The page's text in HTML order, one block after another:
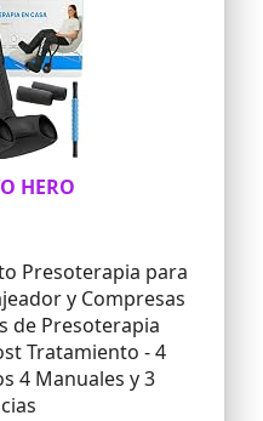
HERO
Presoterapia para
y Compresas
de Presoterapia
Tratamiento - 4
4 Manuales y 3